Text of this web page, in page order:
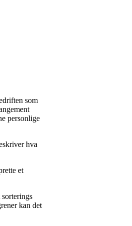
som
personlige
hva
et
kan det